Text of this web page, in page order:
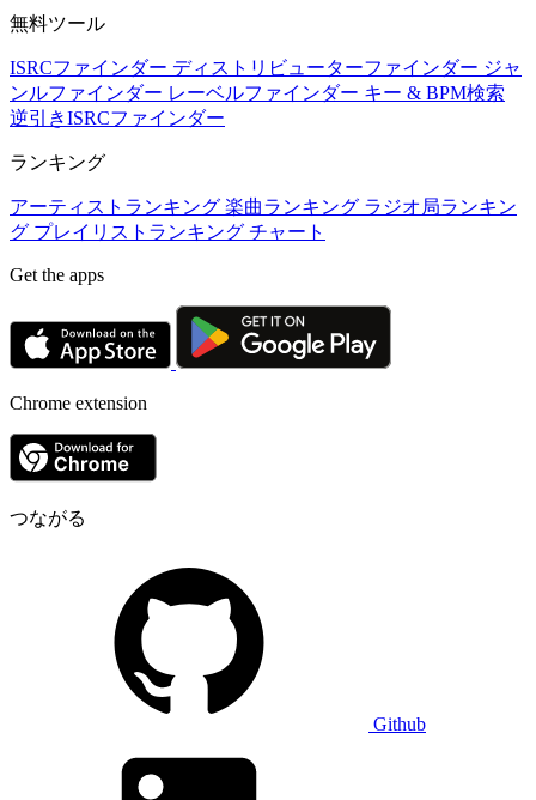
無料ツール
ISRCファインダー ディストリビューターファインダー ジャ
ンルファインダー レーベルファインダー キー & BPM検索
逆引きISRCファインダー
ランキング
アーティストランキング 楽曲ランキング ラジオ局ランキン
グ プレイリストランキング チャート
Get the apps
Chrome extension
つながる
Github